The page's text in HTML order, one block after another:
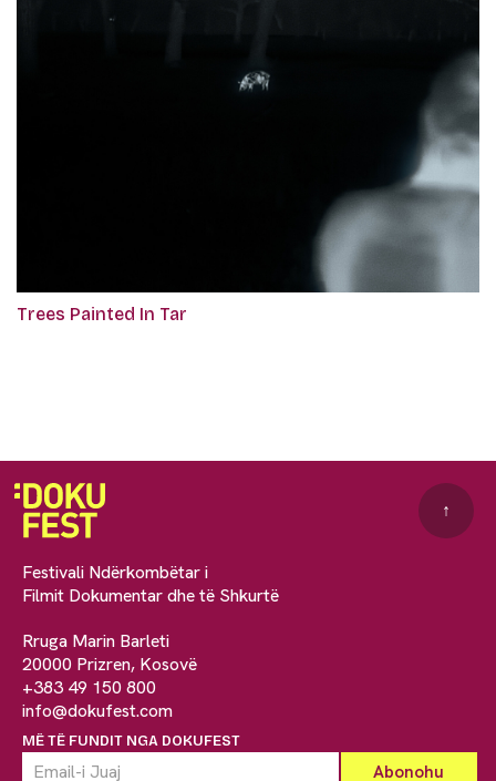
Trees Painted In Tar
Festivali Ndërkombëtar i
Filmit Dokumentar dhe të Shkurtë
Rruga Marin Barleti
20000 Prizren, Kosovë
+383 49 150 800
info@dokufest.com
MË TË FUNDIT NGA DOKUFEST
↑